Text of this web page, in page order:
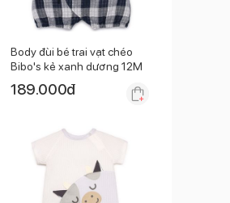
Body đùi bé trai vạt chéo
Bibo's kẻ xanh dương 12M
189.000đ